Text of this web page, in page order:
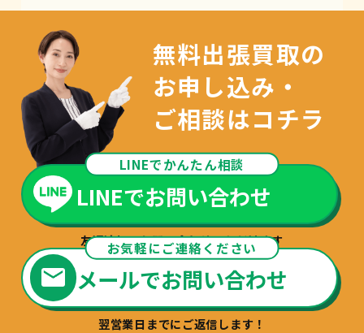
無料出張買取の
お申し込み・
ご相談はコチラ
LINEでかんたん相談
LINEでお問い合わせ
友達追加でお問い合わせいただけます
お気軽にご連絡ください
メールでお問い合わせ
翌営業日までにご返信します！